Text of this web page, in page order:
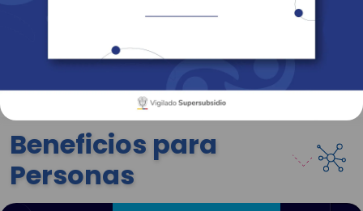
Revista Fácil Vivir
Sedes Directorio Servicios En Línea
Beneficios para
Personas